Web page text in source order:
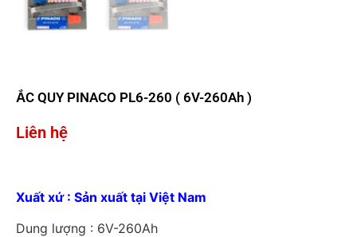
ẮC QUY PINACO PL6-260 ( 6V-260Ah )
Liên hệ
Xuất xứ : Sản xuất tại Việt Nam
Dung lượng : 6V-260Ah